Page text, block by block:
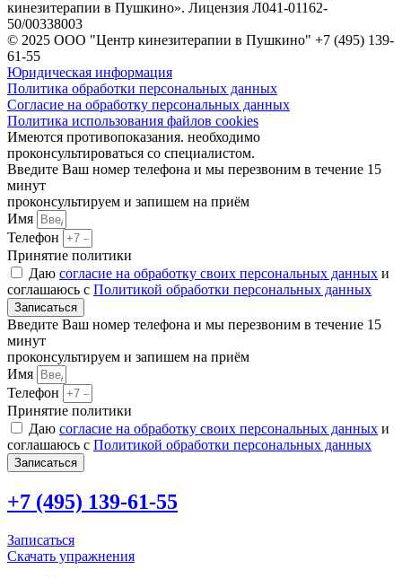
кинезитерапии в Пушкино». Лицензия Л041-01162-
50/00338003
© 2025 ООО "Центр кинезитерапии в Пушкино" +7 (495) 139-
61-55
Юридическая информация
Политика обработки персональных данных
Согласие на обработку персональных данных
Политика использования файлов cookies
Имеются противопоказания. необходимо
проконсультироваться со специалистом.
Введите Ваш номер телефона и мы перезвоним в течение 15
минут
проконсультируем и запишем на приём
Имя
Телефон
Принятие политики
Даю согласие на обработку своих персональных данных и
соглашаюсь с Политикой обработки персональных данных
Записаться
Введите Ваш номер телефона и мы перезвоним в течение 15
минут
проконсультируем и запишем на приём
Имя
Телефон
Принятие политики
Даю согласие на обработку своих персональных данных и
соглашаюсь с Политикой обработки персональных данных
Записаться
+7 (495) 139-61-55
Записаться
Скачать упражнения